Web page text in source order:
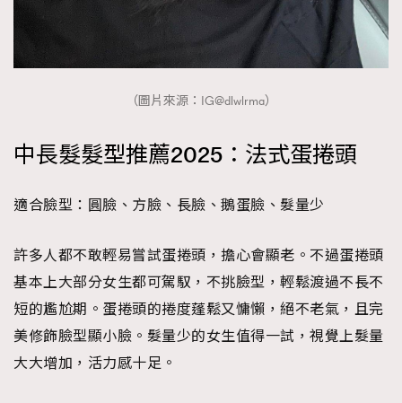
（圖片來源：IG@dlwlrma）
中長髮髮型推薦2025：法式蛋捲頭
適合臉型：圓臉、方臉、長臉、鵝蛋臉、髮量少
許多人都不敢輕易嘗試蛋捲頭，擔心會顯老。不過蛋捲頭
基本上大部分女生都可駕馭，不挑臉型，輕鬆渡過不長不
短的尷尬期。蛋捲頭的捲度蓬鬆又慵懶，絕不老氣，且完
美修飾臉型顯小臉。髮量少的女生值得一試，視覺上髮量
大大增加，活力感十足。